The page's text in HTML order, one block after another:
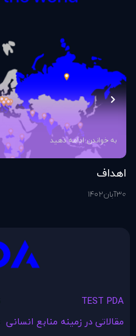
به خواندن ادامه دهید
اهداف
30آبان1402
TEST PDA
مقالاتی در زمينه منابع انسانی